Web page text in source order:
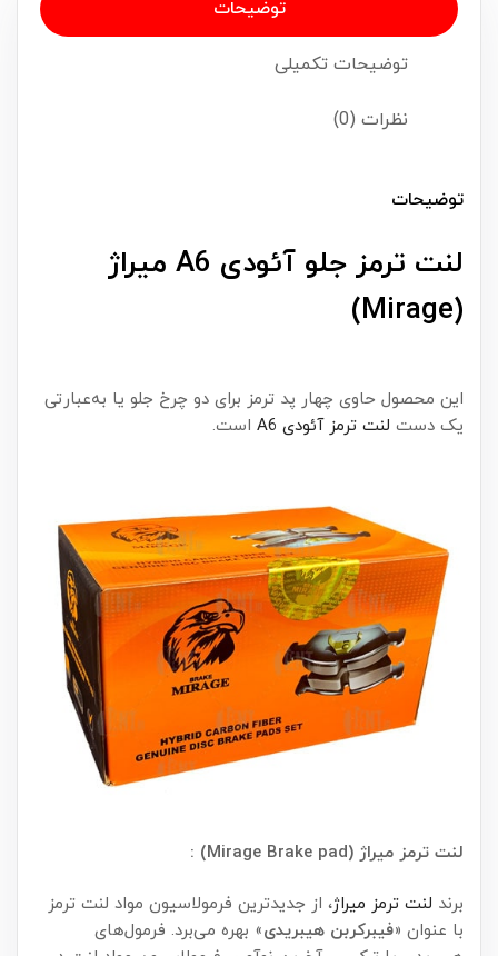
توضیحات
توضیحات تکمیلی
نظرات (0)
توضیحات
لنت ترمز جلو آئودی A6 میراژ
(Mirage)
این محصول حاوی چهار پد ترمز برای دو چرخ جلو یا به‌عبارتی
یک دست لنت ترمز آئودی A6 است.
لنت ترمز میراژ (Mirage Brake pad) :
برند لنت ترمز میراژ، از جدیدترین فرمولاسیون مواد لنت ترمز
با عنوان «فیبرکربن هیبریدی» بهره می‌برد. فرمول‌های